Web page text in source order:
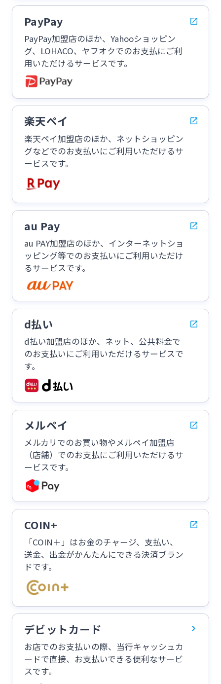
お問い合わせ先一覧
PayPay
PayPay加盟店のほか、Yahooショッピン
グ、LOHACO、ヤフオクでのお支払にご利
用いただけるサービスです。
楽天ペイ
楽天ペイ加盟店のほか、ネットショッピン
グなどでのお支払いにご利用いただけるサ
ービスです。
au Pay
au PAY加盟店のほか、インターネットショ
ッピング等でのお支払いにご利用いただけ
るサービスです。
d払い
d払い加盟店のほか、ネット、公共料金で
のお支払いにご利用いただけるサービスで
す。
メルペイ
メルカリでのお買い物やメルペイ加盟店
（店舗）でのお支払にご利用いただけるサ
ービスです。
COIN+
「COIN＋」はお金のチャージ、支払い、
送金、出金がかんたんにできる決済ブラン
ドです。
デビットカード
お店でのお支払いの際、当行キャッシュカ
ードで直接、お支払いできる便利なサービ
スです。